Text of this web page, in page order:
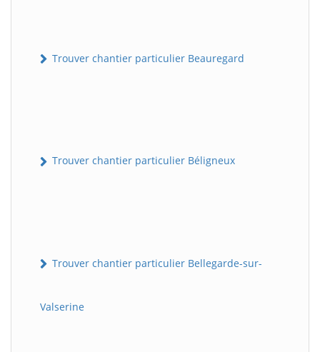
Trouver chantier particulier Beauregard
Trouver chantier particulier Béligneux
Trouver chantier particulier Bellegarde-sur-
Valserine